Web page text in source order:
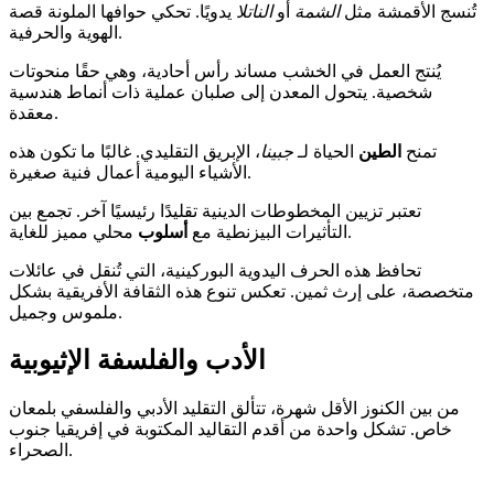
تُنسج الأقمشة مثلالشمة أوالناتلا يدويًا. تحكي حوافها الملونة قصة
الهوية والحرفية.
يُنتج العمل في الخشب مساند رأس أحادية، وهي حقًا منحوتات
شخصية. يتحول المعدن إلى صلبان عملية ذات أنماط هندسية
معقدة.
تمنح الطين الحياة لـ جبينا، الإبريق التقليدي. غالبًا ما تكون هذه
الأشياء اليومية أعمال فنية صغيرة.
تعتبر تزيين المخطوطات الدينية تقليدًا رئيسيًا آخر. تجمع بين
التأثيرات البيزنطية مع أسلوب محلي مميز للغاية.
تحافظ هذه الحرف اليدوية البوركينية، التي تُنقل في عائلات
متخصصة، على إرث ثمين. تعكس تنوع هذه الثقافة الأفريقية بشكل
ملموس وجميل.
الأدب والفلسفة الإثيوبية
من بين الكنوز الأقل شهرة، تتألق التقليد الأدبي والفلسفي بلمعان
خاص. تشكل واحدة من أقدم التقاليد المكتوبة في إفريقيا جنوب
الصحراء.